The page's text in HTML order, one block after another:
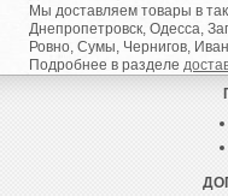
Мы доставляем товары в
Днепропетровск, Одесса,
Ровно, Сумы, Чернигов,
Подробнее в разделе